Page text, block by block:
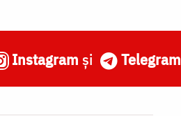
Instagram și Telegram